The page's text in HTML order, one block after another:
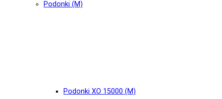
Podonki (М)
Podonki XO 15000 (М)